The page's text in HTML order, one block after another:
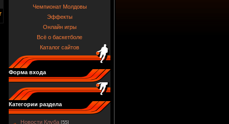
Чемпионат Молдовы
Эффекты
Онлайн игры
Всё о баскетболе
Каталог сайтов
Форма входа
Категории раздела
Новости Клуба [55]